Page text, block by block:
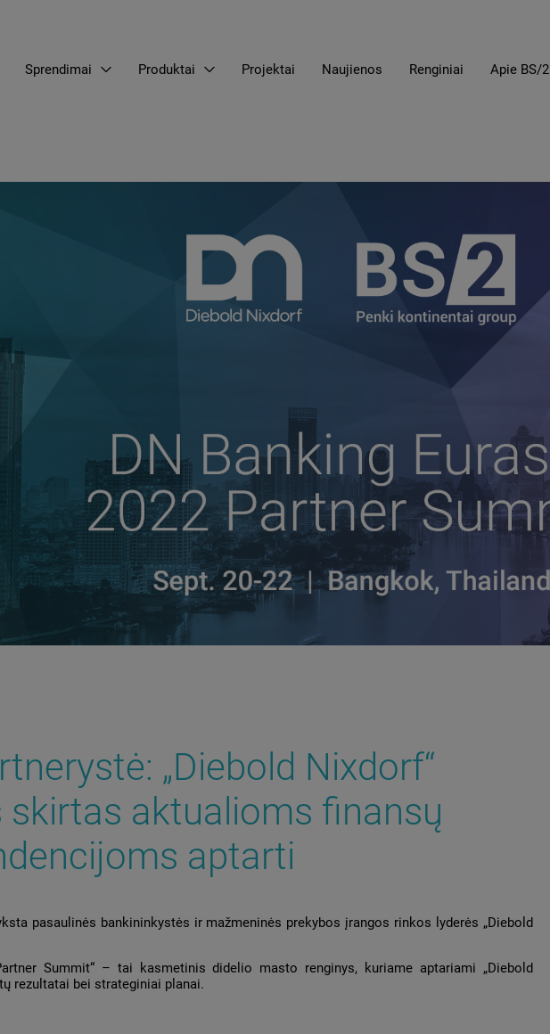
Sprendimai Produktai Projektai Naujienos Renginiai Apie BS/2
„Diebold Nixdorf“
skirtas aktualioms finansų
aptarti
pasaulinės bankininkystės ir mažmeninės prekybos įrangos rinkos lyderės „Diebold
Summit“ – tai kasmetinis didelio masto renginys, kuriame aptariami „Diebold
rezultatai bei strateginiai planai.